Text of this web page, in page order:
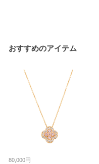
おすすめのアイテム
80,000円